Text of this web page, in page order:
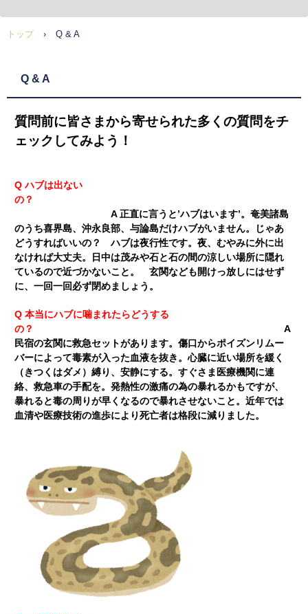
トップ › Q & A
Q & A
質問前に皆さまから寄せられた多くの質問をチ
ェックしてみよう！
Q ハブは出ない
の？
A 正直に言うと’ハブはいます’。奄美諸島
のうち喜界島、沖永良部、与論島だけハブがいません。じゃあ
どうすればいいの？ ハブは夜行性です。夜、むやみに外に出
なければ大丈夫。日中は茂みや石と石の間の涼しい場所に隠れ
ているので近づかないこと。 玄関なども開けっ放しにはせず
に、一回一回必ず閉めましょう。
Q 本当にハブに噛まれたらどうする
の？
A
民宿の玄関に救急セットがあります。傷口からポイズンリムー
バーによって毒素が入った血液を抜き。心臓に近い場所を緩く
（きつくはダメ）縛り、安静にする。すぐさま医療機関に連
絡、救急車の手配を。発熱性の激痛の為の暴れるかもですが、
暴れると毒の周りが早くなるので暴れさせないこと。近年では
血清や医療技術の進歩により死亡者は格段に減りました。